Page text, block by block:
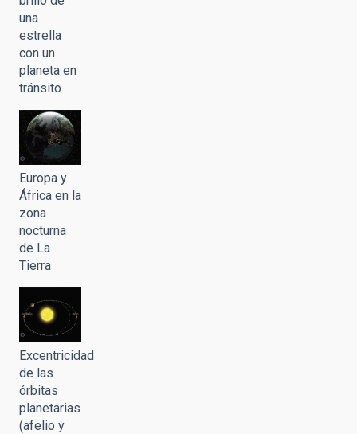
una
estrella
con un
planeta en
tránsito
Europa y
África en la
zona
nocturna
de La
Tierra
Excentricidad
de las
órbitas
planetarias
(afelio y